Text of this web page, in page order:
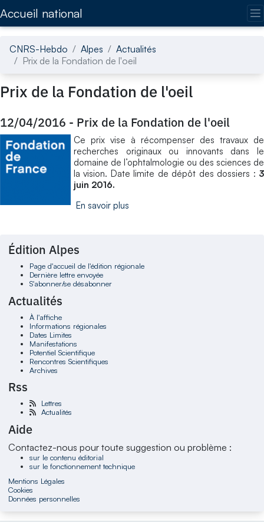
Accueil national
CNRS-Hebdo Alpes
Actualités
Prix de la Fondation de l'oeil
Prix de la Fondation de l'oeil
12/04/2016 - Prix de la Fondation de l'oeil
Ce prix vise à récompenser des travaux de
recherches originaux ou innovants dans le
domaine de l’ophtalmologie ou des sciences de
la vision. Date limite de dépôt des dossiers : 3
juin 2016.
En savoir plus
Édition Alpes
Page d'accueil de l'édition régionale
Dernière lettre envoyée
S'abonner/se désabonner
Actualités
À l'affiche
Informations régionales
Dates Limites
Manifestations
Potentiel Scientifique
Rencontres Scientifiques
Archives
Rss
Lettres
Actualités
Aide
Contactez-nous pour toute suggestion ou problème :
sur le contenu éditorial
sur le fonctionnement technique
Mentions Légales
Cookies
Données personnelles